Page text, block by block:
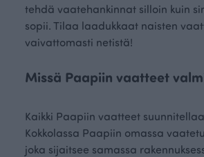
tehdä vaatehankinnat silloin kuin
sopii. Tilaa laadukkaat naisten
vaivattomasti netistä!
Missä Paapiin vaatteet
Kaikki Paapiin vaatteet
Kokkolassa Paapiin omassa
joka sijaitsee samassa